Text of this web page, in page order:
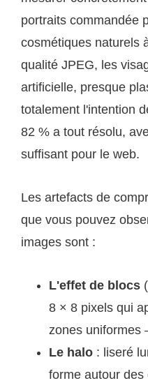
portraits commandée
cosmétiques naturels
qualité JPEG, les
artificielle, presque
totalement l'intention
82 % a tout résolu,
suffisant pour le web.
Les artefacts de
que vous pouvez
images sont :
L'effet de blocs
8 × 8 pixels qui
zones
Le halo : liseré
forme autour